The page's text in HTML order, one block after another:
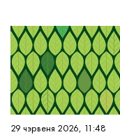
29 чэрвеня 2026, 11:48